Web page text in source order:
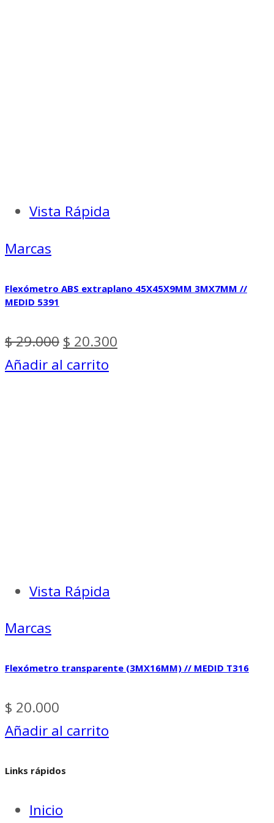
Vista Rápida
Marcas
Flexómetro ABS extraplano 45X45X9MM 3MX7MM //
MEDID 5391
$29.000 El
precio
$ 20.300
Añadir al carrito
Vista Rápida
Marcas
Flexómetro transparente (3MX16MM) // MEDID T316
$ 20.000
Añadir al carrito
Links rápidos
Inicio